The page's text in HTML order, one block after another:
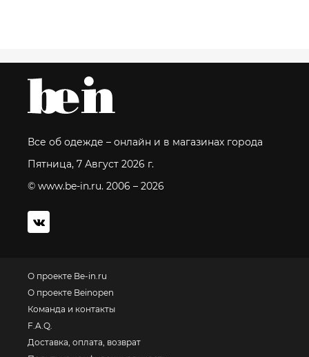
Все об одежде – онлайн и в магазинах города
Пятница, 7 Август 2026 г.
© www.be-in.ru. 2006 – 2026
О проекте Be-in.ru
О проекте Beinopen
Команда и контакты
F.A.Q.
Доставка, оплата, возврат